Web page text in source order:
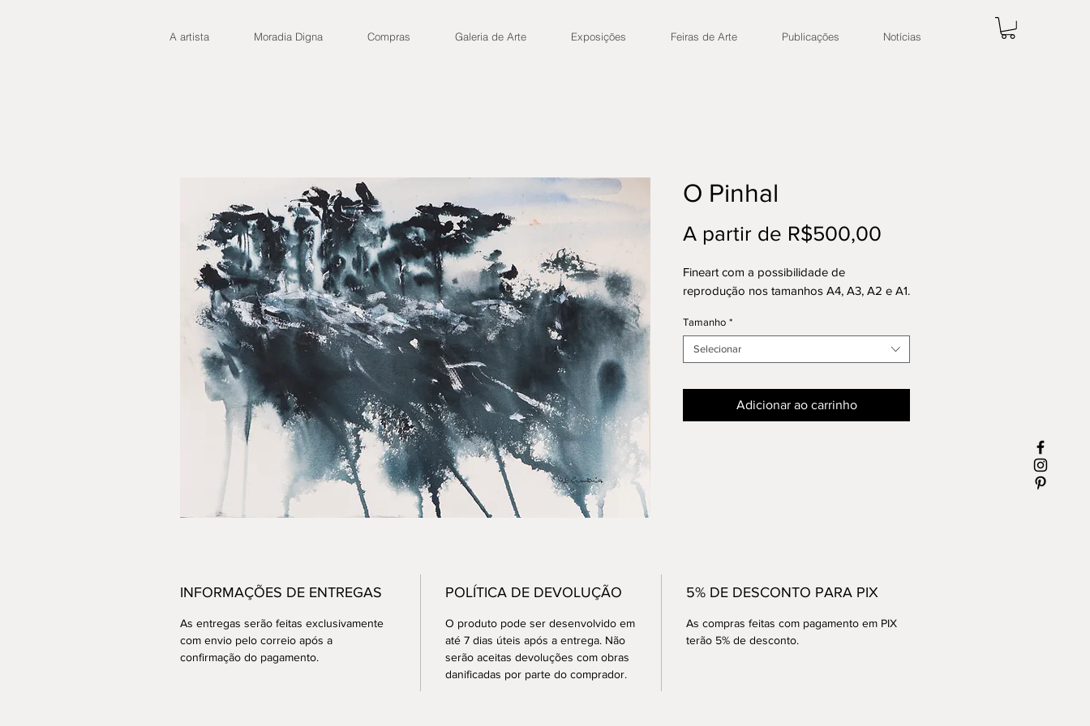
A artista Moradia Digna Compras Galeria de Arte Exposições Feiras de Arte Publicações Notícias
O Pinhal
A partir de R$500,00
Fineart com a possibilidade de
reprodução nos tamanhos A4, A3, A2 e A1.
Tamanho *
Selecionar
Adicionar ao carrinho
INFORMAÇÕES DE ENTREGAS
As entregas serão feitas exclusivamente
com envio pelo correio após a
confirmação do pagamento.
POLÍTICA DE DEVOLUÇÃO
O produto pode ser desenvolvido em
até 7 dias úteis após a entrega. Não
serão aceitas devoluções com obras
danificadas por parte do comprador.
5% DE DESCONTO PARA PIX
As compras feitas com pagamento em PIX
terão 5% de desconto.